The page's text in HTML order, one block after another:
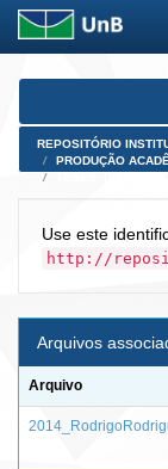
Skip
REPOSITÓRIO
PRODUÇÃO
Use este
http://
Arquivos
Arquivo